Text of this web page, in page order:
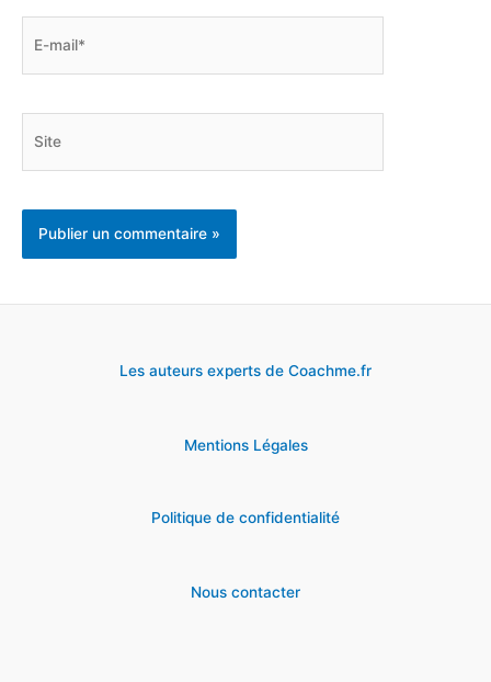
Les auteurs experts de Coachme.fr
Mentions Légales
Politique de confidentialité
Nous contacter